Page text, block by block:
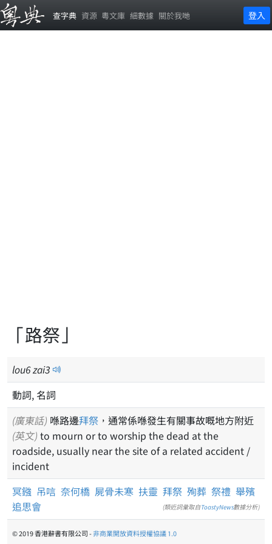
查字典 資源 粵文庫 細數據 關於我哋 登入
「路祭」
lou6zai3
動詞, 名詞
(廣東話) 喺路邊拜祭 ，通常係喺發生有關事故嘅地方附近
(英文) to mourn or to worship the dead at the
roadside, usually near the site of a related accident /
incident
冥鏹 吊唁 奈何橋 屍骨未寒 扶靈 拜祭 殉葬 祭禮 舉殯
追思會
(類近詞彙取自ToastyNews數據分析)
© 2019 香港辭書有限公司 -非商業開放資料授權協議 1.0